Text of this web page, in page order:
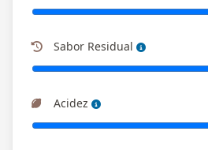
Sabor Residual
Acidez